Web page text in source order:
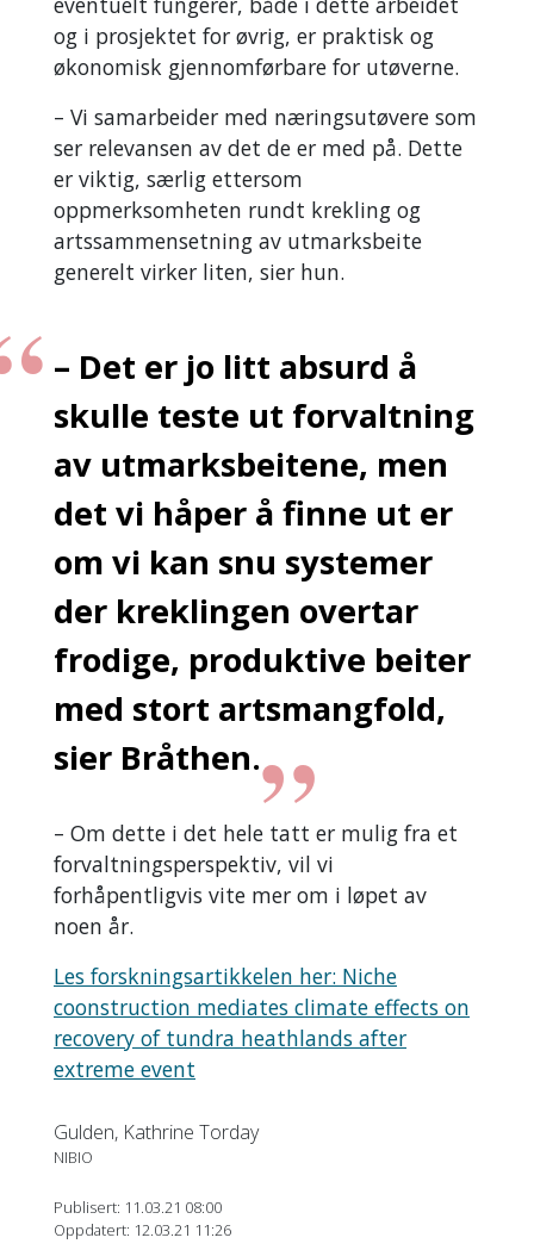
og i prosjektet for øvrig, er praktisk og
økonomisk gjennomførbare for utøverne.
– Vi samarbeider med næringsutøvere som
ser relevansen av det de er med på. Dette
er viktig, særlig ettersom
oppmerksomheten rundt krekling og
artssammensetning av utmarksbeite
generelt virker liten, sier hun.
– Det er jo litt absurd å
skulle teste ut forvaltning
av utmarksbeitene, men
det vi håper å finne ut er
om vi kan snu systemer
der kreklingen overtar
frodige, produktive beiter
med stort artsmangfold,
sier Bråthen.
– Om dette i det hele tatt er mulig fra et
forvaltningsperspektiv, vil vi
forhåpentligvis vite mer om i løpet av
noen år.
Les forskningsartikkelen her: Niche
coonstruction mediates climate effects on
recovery of tundra heathlands after
extreme event
Gulden, Kathrine Torday
NIBIO
Publisert: 11.03.21 08:00
Oppdatert: 12.03.21 11:26